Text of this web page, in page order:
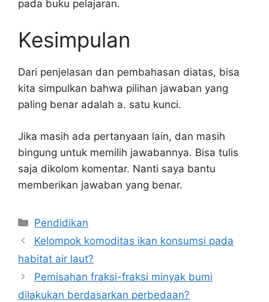
pada buku pelajaran.
Kesimpulan
Dari penjelasan dan pembahasan diatas, bisa
kita simpulkan bahwa pilihan jawaban yang
paling benar adalah a. satu kunci.
Jika masih ada pertanyaan lain, dan masih
bingung untuk memilih jawabannya. Bisa tulis
saja dikolom komentar. Nanti saya bantu
memberikan jawaban yang benar.
Kategori
Pendidikan
Kelompok komoditas ikan konsumsi pada
habitat air laut?
Pemisahan fraksi-fraksi minyak bumi
dilakukan berdasarkan perbedaan?